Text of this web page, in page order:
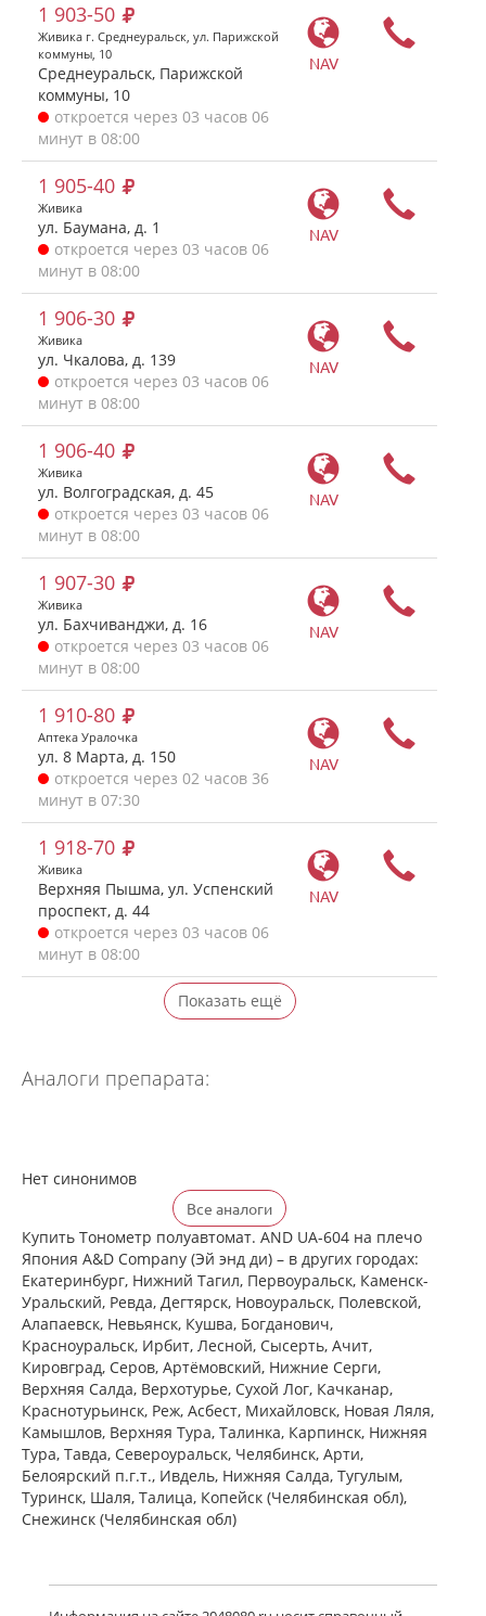
NAV
1 903-50
Живика г. Среднеуральск, ул. Парижской
коммуны, 10
Среднеуральск, Парижской
коммуны, 10
откроется через 03 часов 06
минут в 08:00
NAV
1 905-40
Живика
ул. Баумана, д. 1
откроется через 03 часов 06
минут в 08:00
NAV
1 906-30
Живика
ул. Чкалова, д. 139
откроется через 03 часов 06
минут в 08:00
NAV
1 906-40
Живика
ул. Волгоградская, д. 45
откроется через 03 часов 06
минут в 08:00
NAV
1 907-30
Живика
ул. Бахчиванджи, д. 16
откроется через 03 часов 06
минут в 08:00
NAV
1 910-80
Аптека Уралочка
ул. 8 Марта, д. 150
откроется через 02 часов 36
минут в 07:30
NAV
1 918-70
Живика
Верхняя Пышма, ул. Успенский
проспект, д. 44
откроется через 03 часов 06
минут в 08:00
Показать ещё
Аналоги препарата:
Нет синонимов
Все аналоги
Купить Тонометр полуавтомат. AND UА-604 на плечо
Япония A&D Company (Эй энд ди) – в других городах:
Екатеринбург, Нижний Тагил, Первоуральск, Каменск-
Уральский, Ревда, Дегтярск, Новоуральск, Полевской,
Алапаевск, Невьянск, Кушва, Богданович,
Красноуральск, Ирбит, Лесной, Сысерть, Ачит,
Кировград, Серов, Артёмовский, Нижние Cерги,
Верхняя Салда, Верхотурье, Сухой Лог, Качканар,
Краснотурьинск, Реж, Асбест, Михайловск, Новая Ляля,
Камышлов, Верхняя Тура, Талинка, Карпинск, Нижняя
Тура, Тавда, Североуральск, Челябинск, Арти,
Белоярский п.г.т., Ивдель, Нижняя Салда, Тугулым,
Туринск, Шаля, Талица, Копейск (Челябинская обл),
Снежинск (Челябинская обл)